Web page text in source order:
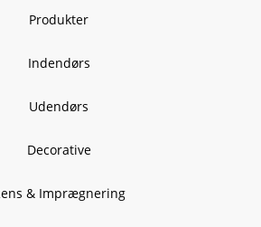
Produkter
Indendørs
Udendørs
Decorative
& Imprægnering